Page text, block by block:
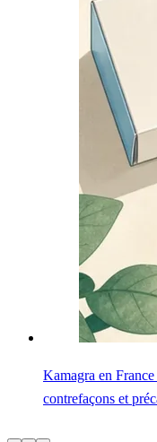
Kamagra en
contrefaçons et